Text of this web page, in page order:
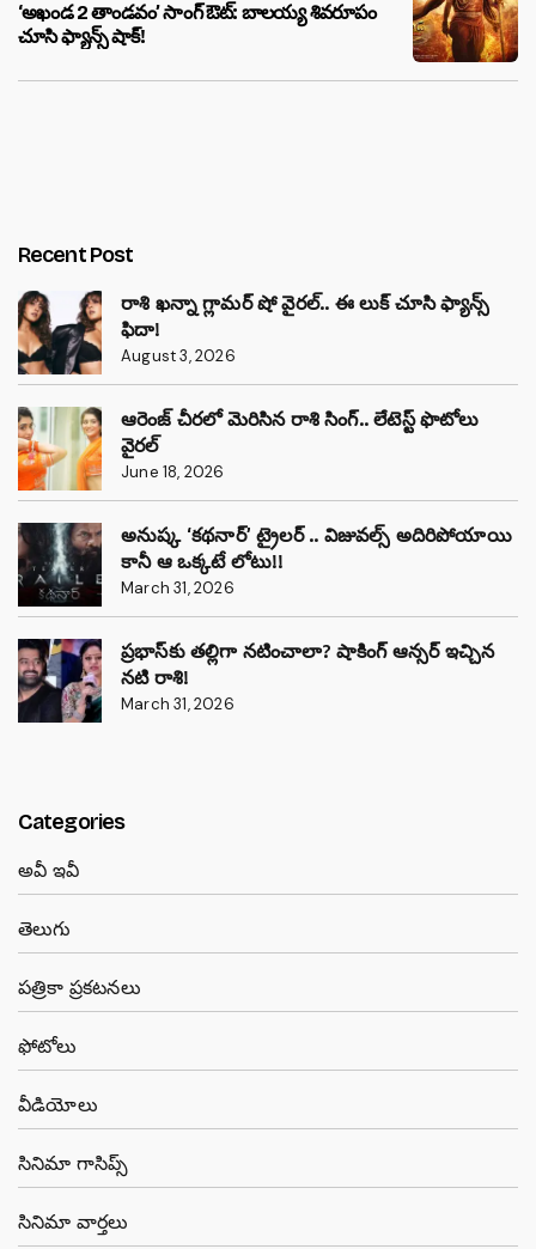
‘అఖండ 2 తాండవం’ సాంగ్ ఔట్: బాలయ్య శివరూపం
చూసి ఫ్యాన్స్ షాక్!
Recent Post
రాశి ఖన్నా గ్లామర్ షో వైరల్.. ఈ లుక్ చూసి ఫ్యాన్స్
ఫిదా!
August 3, 2026
ఆరెంజ్ చీరలో మెరిసిన రాశి సింగ్.. లేటెస్ట్ ఫొటోలు
వైరల్
June 18, 2026
అనుష్క ‘కథనార్’ ట్రైలర్ .. విజువల్స్ అదిరిపోయాయి
కానీ ఆ ఒక్కటే లోటు!!
March 31, 2026
ప్రభాస్‌కు తల్లిగా నటించాలా? షాకింగ్ ఆన్సర్ ఇచ్చిన
నటి రాశి!
March 31, 2026
Categories
అవీ ఇవీ
తెలుగు
పత్రికా ప్రకటనలు
ఫోటోలు
వీడియోలు
సినిమా గాసిప్స్
సినిమా వార్తలు